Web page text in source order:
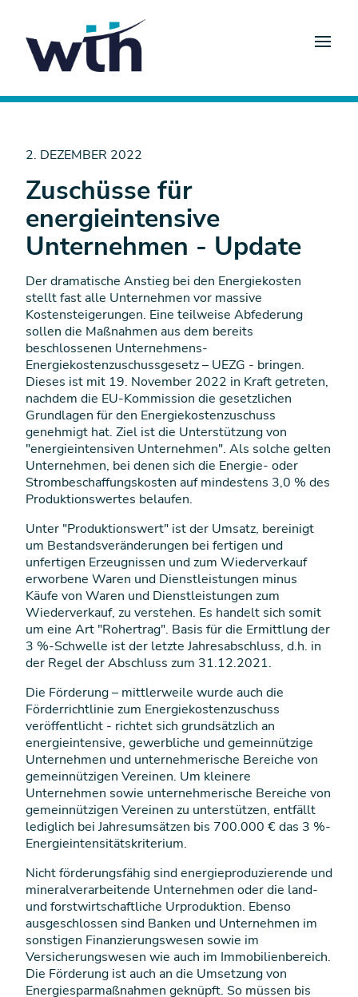
2. DEZEMBER 2022
Zuschüsse für
energieintensive
Unternehmen - Update
Der dramatische Anstieg bei den Energiekosten
stellt fast alle Unternehmen vor massive
Kostensteigerungen. Eine teilweise Abfederung
sollen die Maßnahmen aus dem bereits
beschlossenen Unternehmens-
Energiekostenzuschussgesetz – UEZG - bringen.
Dieses ist mit 19. November 2022 in Kraft getreten,
nachdem die EU-Kommission die gesetzlichen
Grundlagen für den Energiekostenzuschuss
genehmigt hat. Ziel ist die Unterstützung von
"energieintensiven Unternehmen". Als solche gelten
Unternehmen, bei denen sich die Energie- oder
Strombeschaffungskosten auf mindestens 3,0 % des
Produktionswertes belaufen.
Unter "Produktionswert" ist der Umsatz, bereinigt
um Bestandsveränderungen bei fertigen und
unfertigen Erzeugnissen und zum Wiederverkauf
erworbene Waren und Dienstleistungen minus
Käufe von Waren und Dienstleistungen zum
Wiederverkauf, zu verstehen. Es handelt sich somit
um eine Art "Rohertrag". Basis für die Ermittlung der
3 %-Schwelle ist der letzte Jahresabschluss, d.h. in
der Regel der Abschluss zum 31.12.2021.
Die Förderung – mittlerweile wurde auch die
Förderrichtlinie zum Energiekostenzuschuss
veröffentlicht - richtet sich grundsätzlich an
energieintensive, gewerbliche und gemeinnützige
Unternehmen und unternehmerische Bereiche von
gemeinnützigen Vereinen. Um kleinere
Unternehmen sowie unternehmerische Bereiche von
gemeinnützigen Vereinen zu unterstützen, entfällt
lediglich bei Jahresumsätzen bis 700.000 € das 3 %-
Energieintensitätskriterium.
Nicht förderungsfähig sind energieproduzierende und
mineralverarbeitende Unternehmen oder die land-
und forstwirtschaftliche Urproduktion. Ebenso
ausgeschlossen sind Banken und Unternehmen im
sonstigen Finanzierungswesen sowie im
Versicherungswesen wie auch im Immobilienbereich.
Die Förderung ist auch an die Umsetzung von
Energiesparmaßnahmen geknüpft. So müssen bis